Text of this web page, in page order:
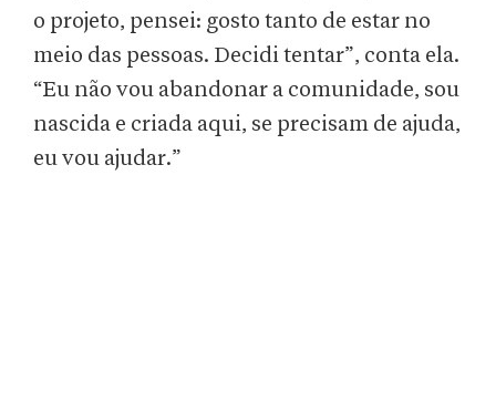
o projeto, pensei: gosto tanto de estar no
meio das pessoas. Decidi tentar”, conta ela.
“Eu não vou abandonar a comunidade, sou
nascida e criada aqui, se precisam de ajuda,
eu vou ajudar.”